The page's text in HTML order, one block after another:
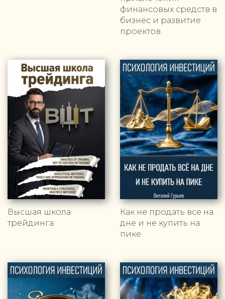
финансовых средств в
бизнес и развитие
проектов
Высшая школа
трейдинга
Как не продать все на
дне и не купить на
пике